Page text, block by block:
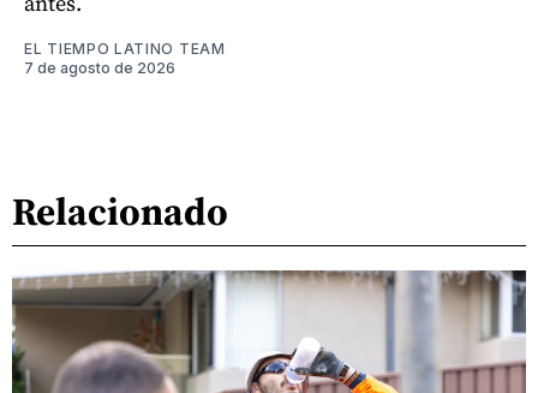
EL TIEMPO LATINO TEAM
7 de agosto de 2026
Relacionado